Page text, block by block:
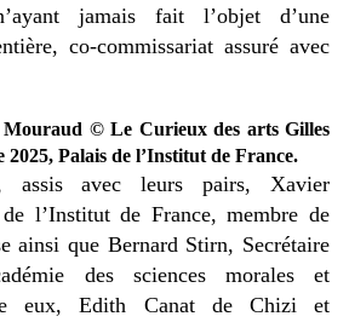
jamais fait l’objet d’une
co-commissariat assuré avec
© Le Curieux des arts Gilles
Palais de l’Institut de France.
assis avec leurs pairs, Xavier
l’Institut de France, membre de
ainsi que Bernard Stirn, Secrétaire
des sciences morales et
eux, Edith Canat de Chizi et